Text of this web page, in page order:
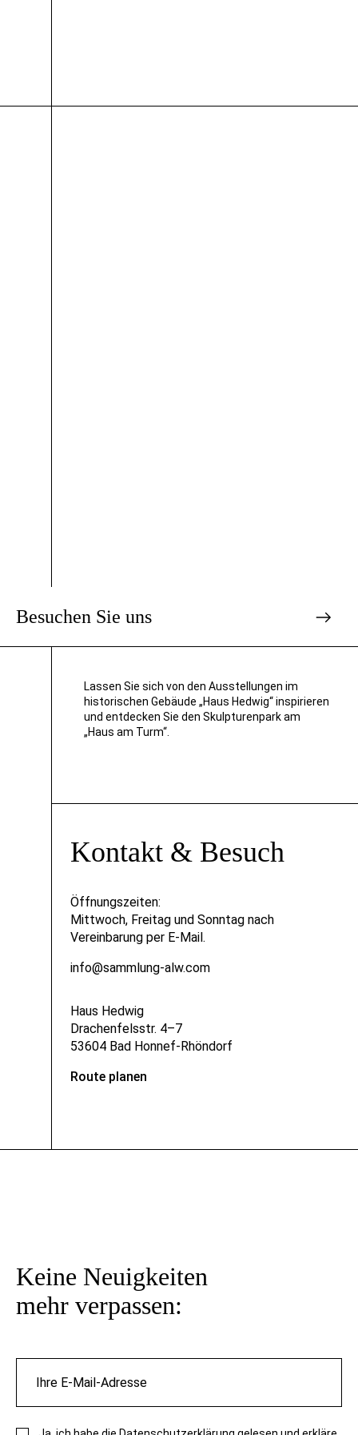
Besuchen Sie uns
Lassen Sie sich von den Ausstellungen im
historischen Gebäude „Haus Hedwig“ inspirieren
und entdecken Sie den Skulpturenpark am
„Haus am Turm“.
Haus Hedwig
Drachenfelsstr. 4–7
53604 Bad Honnef-Rhöndorf
Route planen
Kontakt & Besuch
Öffnungszeiten:
Mittwoch, Freitag und Sonntag nach
Vereinbarung per E-Mail.
info@sammlung-alw.com
Keine Neuigkeiten
mehr verpassen: